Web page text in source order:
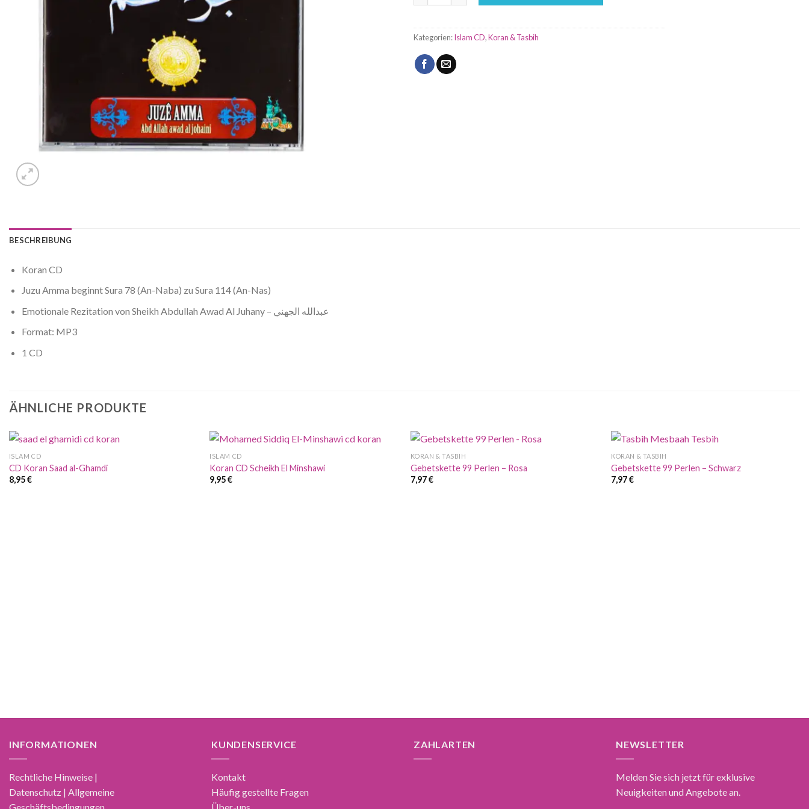
Kategorien:Islam CD,Koran & Tasbih
BESCHREIBUNG
Koran CD
Juzu Amma beginnt Sura 78 (An-Naba) zu Sura 114 (An-Nas)
Emotionale Rezitation von Sheikh Abdullah Awad Al Juhany – عبدالله الجهني
Format: MP3
1 CD
ÄHNLICHE PRODUKTE
ISLAM CD
CD Koran Saad al-Ghamdi
8,95€
ISLAM CD
Koran CD Scheikh El Minshawi
9,95€
KORAN & TASBIH
Gebetskette 99 Perlen – Rosa
7,97€
KORAN & TASBIH
Gebetskette 99 Perlen – Schwarz
7,97€
INFORMATIONEN
Rechtliche Hinweise |
Datenschutz | Allgemeine
KUNDENSERVICE
Kontakt
Häufig gestellte Fragen
ZAHLARTEN NEWSLETTER
Melden Sie sich jetzt für exklusive
Neuigkeiten und Angebote an.